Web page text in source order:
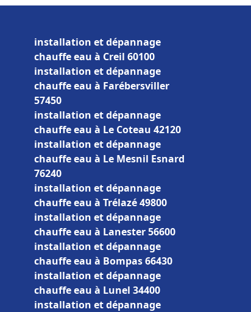
installation et dépannage
chauffe eau à Creil 60100
installation et dépannage
chauffe eau à Farébersviller
57450
installation et dépannage
chauffe eau à Le Coteau 42120
installation et dépannage
chauffe eau à Le Mesnil Esnard
76240
installation et dépannage
chauffe eau à Trélazé 49800
installation et dépannage
chauffe eau à Lanester 56600
installation et dépannage
chauffe eau à Bompas 66430
installation et dépannage
chauffe eau à Lunel 34400
installation et dépannage